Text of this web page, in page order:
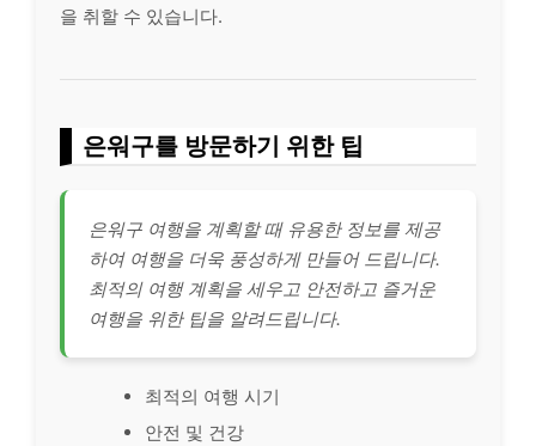
을 취할 수 있습니다.
은워구를 방문하기 위한 팁
은워구 여행을 계획할 때 유용한 정보를 제공
하여 여행을 더욱 풍성하게 만들어 드립니다.
최적의 여행 계획을 세우고 안전하고 즐거운
여행을 위한 팁을 알려드립니다.
최적의 여행 시기
안전 및 건강